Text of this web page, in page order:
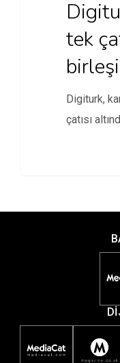
tek
Digiturk,
çatısı